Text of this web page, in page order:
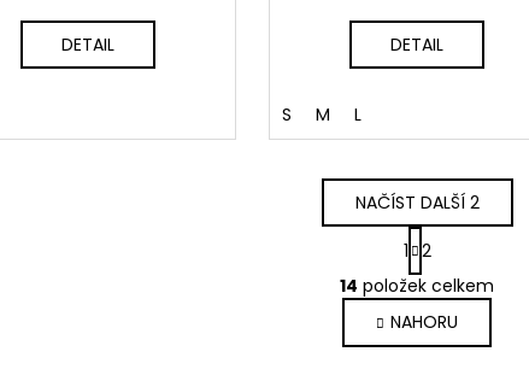
DETAIL DETAIL
S M L
O
v
l
á
NAČÍST DALŠÍ 2
S
t
r
á
n
k
1 2
14 položek celkem
NAHORU